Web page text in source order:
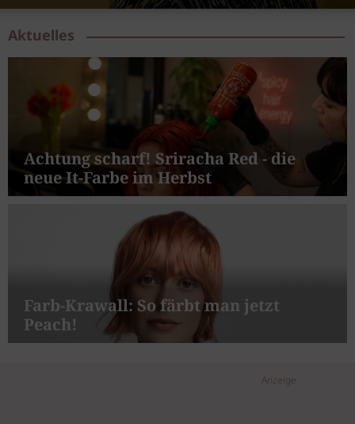
Aktuelles
Achtung scharf! Sriracha Red - die
neue It-Farbe im Herbst
Farb-Krawall: So färbt man jetzt
Peach!
Anzeige